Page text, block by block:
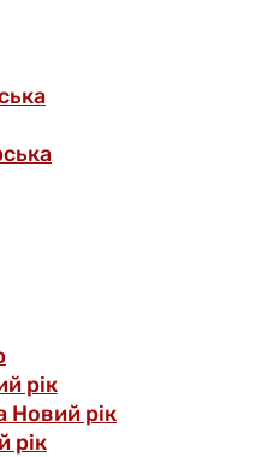
рік
Новий рік
рік